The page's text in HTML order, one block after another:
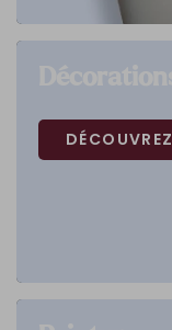
DÉCOUVREZ